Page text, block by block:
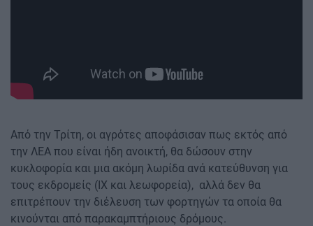
Από την Τρίτη, οι αγρότες αποφάσισαν πως εκτός από
την ΛΕΑ που είναι ήδη ανοικτή, θα δώσουν στην
κυκλοφορία και μια ακόμη λωρίδα ανά κατεύθυνση για
τους εκδρομείς (ΙΧ και λεωφορεία), αλλά δεν θα
επιτρέπουν την διέλευση των φορτηγών τα οποία θα
κινούνται από παρακαμπτήριους δρόμους.